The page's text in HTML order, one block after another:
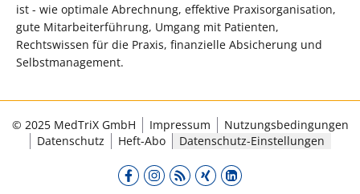
ist - wie optimale Abrechnung, effektive Praxisorganisation,
gute Mitarbeiterführung, Umgang mit Patienten,
Rechtswissen für die Praxis, finanzielle Absicherung und
Selbstmanagement.
© 2025 MedTriX GmbH Impressum
Nutzungsbedingungen
Datenschutz
Heft-Abo Datenschutz-Einstellungen